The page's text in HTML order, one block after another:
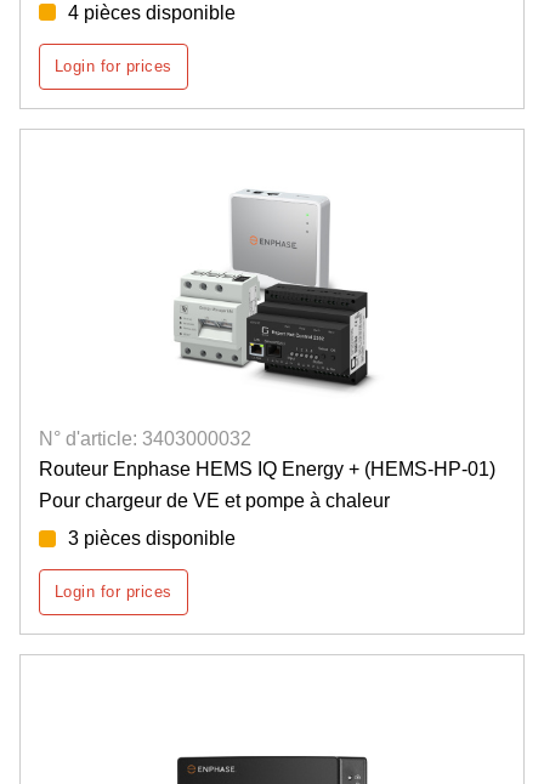
4 pièces disponible
Login for prices
N° d'article: 3403000032
Routeur Enphase HEMS IQ Energy + (HEMS-HP-01)
Pour chargeur de VE et pompe à chaleur
3 pièces disponible
Login for prices